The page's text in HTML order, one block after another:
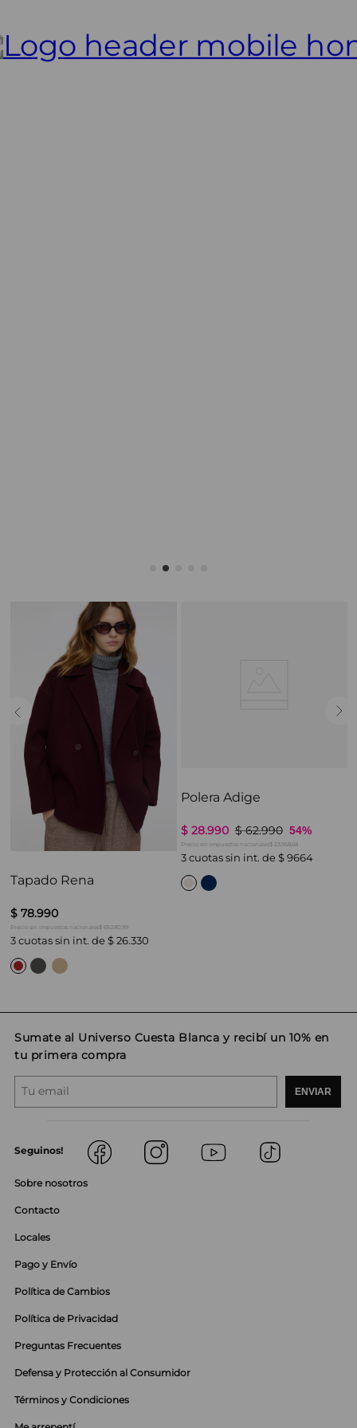
Tapado Rena
$ 78.990
Precio sin impuestos nacionales$ 65.280,99
3cuotas sin int. de $ 26.330
Polera Adige
$ 28.990 $ 62.990 54%
Precio sin impuestos nacionales$ 23.958,68
3cuotas sin int. de $ 9664
Sumate al Universo Cuesta Blanca y recibí un 10% en
tu primera compra
ENVIAR
Seguinos!
Sobre nosotros
Contacto
Locales
Pago y Envío
Política de Cambios
Política de Privacidad
Preguntas Frecuentes
Defensa y Protección al Consumidor
Términos y Condiciones